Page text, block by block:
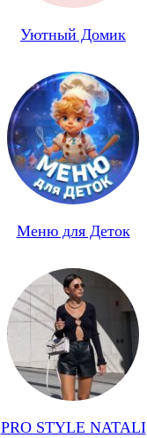
Уютный Домик
Меню для Деток
PRO STYLE NATALI